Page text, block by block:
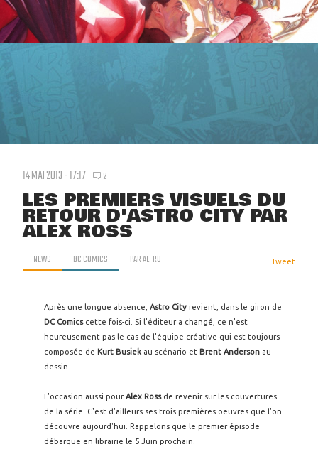
14 MAI 2013 - 17:17 2
LES PREMIERS VISUELS DU
RETOUR D'ASTRO CITY PAR
ALEX ROSS
NEWS DC COMICS PARALFRO Tweet
Après une longue absence, Astro City revient, dans le giron de
DC Comicscette fois-ci. Si l'éditeur a changé, ce n'est
heureusement pas le cas de l'équipe créative qui est toujours
composée de Kurt Busiek au scénario et Brent Anderson au
dessin.
L'occasion aussi pourAlex Rossde revenir sur les couvertures
de la série. C'est d'ailleurs ses trois premières oeuvres que l'on
découvre aujourd'hui. Rappelons que le premier épisode
débarque en librairie le 5 Juin prochain.